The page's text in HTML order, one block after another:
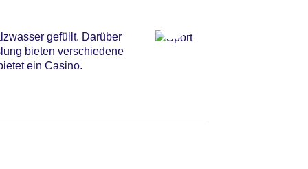
gefüllt. Darüber
bieten verschiedene
ein Casino.